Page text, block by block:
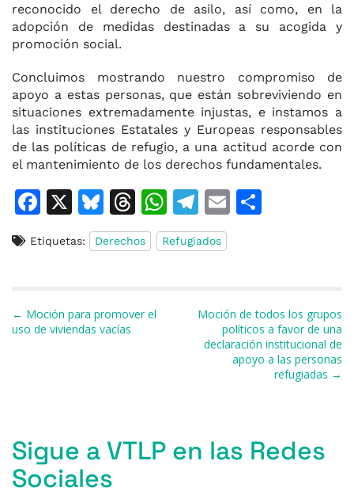
reconocido el derecho de asilo, así como, en la
adopción de medidas destinadas a su acogida y
promoción social.
Concluimos mostrando nuestro compromiso de
apoyo a estas personas, que están sobreviviendo en
situaciones extremadamente injustas, e instamos a
las instituciones Estatales y Europeas responsables
de las políticas de refugio, a una actitud acorde con
el mantenimiento de los derechos fundamentales.
F
c
b
o
X
Bl
u
e
y
T
h
re
s
W
h
at
T
el
e
a
m
E
ar
ti
r
Etiquetas: Derechos Refugiados
Navegación de entradas
← Moción para promover el
uso de viviendas vacías
Moción de todos los grupos
políticos a favor de una
declaración institucional de
apoyo a las personas
refugiadas →
Sigue a VTLP en las Redes
Sociales